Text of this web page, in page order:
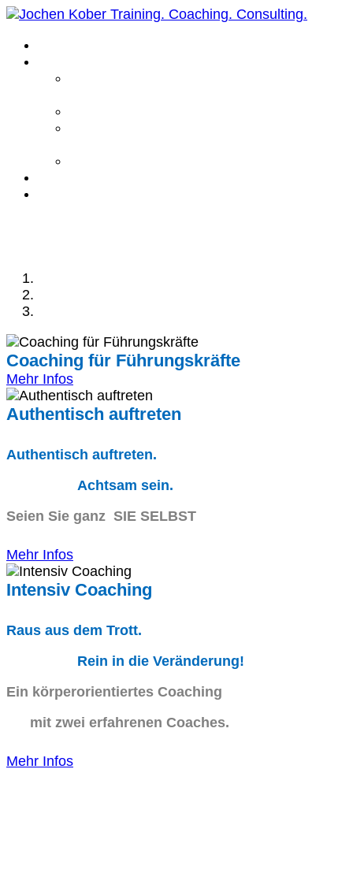
Coaching für Führungskräfte
Mehr Infos
Authentisch auftreten
Authentisch auftreten.
Achtsam sein.
Seien Sie ganz SIE SELBST
Mehr Infos
Intensiv Coaching
Raus aus dem Trott.
Rein in die Veränderung!
Ein körperorientiertes Coaching
mit zwei erfahrenen Coaches.
Mehr Infos